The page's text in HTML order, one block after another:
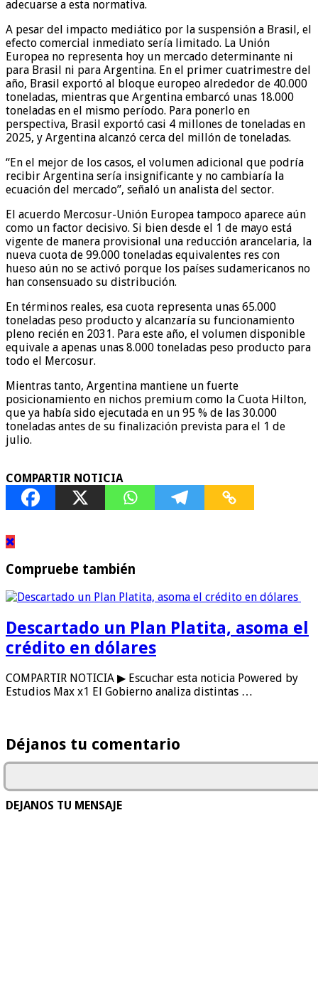
adecuarse a esta normativa.
A pesar del impacto mediático por la suspensión a Brasil, el
efecto comercial inmediato sería limitado. La Unión
Europea no representa hoy un mercado determinante ni
para Brasil ni para Argentina. En el primer cuatrimestre del
año, Brasil exportó al bloque europeo alrededor de 40.000
toneladas, mientras que Argentina embarcó unas 18.000
toneladas en el mismo período. Para ponerlo en
perspectiva, Brasil exportó casi 4 millones de toneladas en
2025, y Argentina alcanzó cerca del millón de toneladas.
“En el mejor de los casos, el volumen adicional que podría
recibir Argentina sería insignificante y no cambiaría la
ecuación del mercado”, señaló un analista del sector.
El acuerdo Mercosur-Unión Europea tampoco aparece aún
como un factor decisivo. Si bien desde el 1 de mayo está
vigente de manera provisional una reducción arancelaria, la
nueva cuota de 99.000 toneladas equivalentes res con
hueso aún no se activó porque los países sudamericanos no
han consensuado su distribución.
En términos reales, esa cuota representa unas 65.000
toneladas peso producto y alcanzaría su funcionamiento
pleno recién en 2031. Para este año, el volumen disponible
equivale a apenas unas 8.000 toneladas peso producto para
todo el Mercosur.
Mientras tanto, Argentina mantiene un fuerte
posicionamiento en nichos premium como la Cuota Hilton,
que ya había sido ejecutada en un 95 % de las 30.000
toneladas antes de su finalización prevista para el 1 de
julio.
COMPARTIR NOTICIA
Compruebe también
Descartado un Plan Platita, asoma el
crédito en dólares
COMPARTIR NOTICIA ▶ Escuchar esta noticia Powered by
Estudios Max x1 El Gobierno analiza distintas …
Déjanos tu comentario
DEJANOS TU MENSAJE